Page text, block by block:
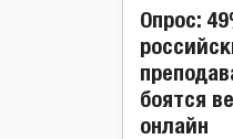
Опрос:
боятся
онлайн